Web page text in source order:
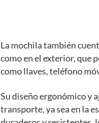
La mochila también
como en el exterior, que
como llaves, teléfono
Su diseño ergonómico y
transporte, ya sea en la